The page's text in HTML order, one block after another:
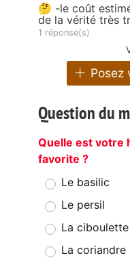
🤔 -le coût
de la vérité très
1 réponse(s)
Posez
Question du
Quelle est votre
favorite ?
Le basilic
Le persil
La ciboulette
La coriandre